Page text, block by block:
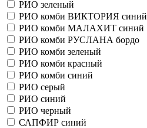
РИО зеленый
РИО комби ВИКТОРИЯ синий
РИО комби МАЛАХИТ синий
РИО комби РУСЛАНА бордо
РИО комби зеленый
РИО комби красный
РИО комби синий
РИО серый
РИО синий
РИО черный
САПФИР синий